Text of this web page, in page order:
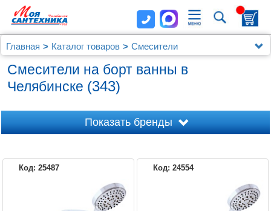
Главная Каталог товаров
Смесители
Врезные на борт ванны
Смесители на борт ванны в
Челябинске (343)
1MARKA
Показать бренды
Код: 25487 Код: 24554